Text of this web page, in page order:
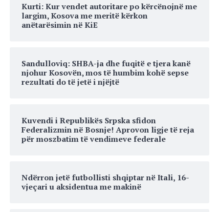
Kurti: Kur vendet autoritare po kërcënojnë me
largim, Kosova me meritë kërkon
anëtarësimin në KiE
Sandulloviq: SHBA-ja dhe fuqitë e tjera kanë
njohur Kosovën, mos të humbim kohë sepse
rezultati do të jetë i njëjtë
Kuvendi i Republikës Srpska sfidon
Federalizmin në Bosnje! Aprovon ligje të reja
për moszbatim të vendimeve federale
Ndërron jetë futbollisti shqiptar në Itali, 16-
vjeçari u aksidentua me makinë